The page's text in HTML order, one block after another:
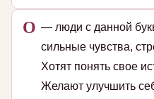
О — люди с данной
сильные чувства,
Хотят понять свое
Желают улучшить